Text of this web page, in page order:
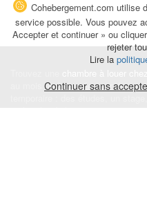
chambre à louer
au mois ou à l'année pour de
temporaire : des études, un
Cohebergement.com utilise
service possible. Vous pouvez
Accepter et continuer » ou
rejeter
Lire la
Continuer sans